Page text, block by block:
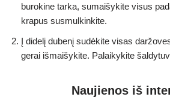
burokine tarka, sumaišykite visus
krapus susmulkinkite.
Į didelį dubenį sudėkite visas
gerai išmaišykite. Palaikykite
Naujienos iš